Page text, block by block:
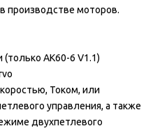
производстве моторов.
AK60-6 V1.1)
Током, или
управления, а также
двухпетлевого